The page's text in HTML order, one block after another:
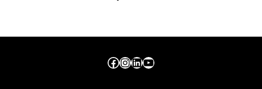
Facebook ville de seraing Instragram ville de seraing linkedin – ville de seraing YouTube